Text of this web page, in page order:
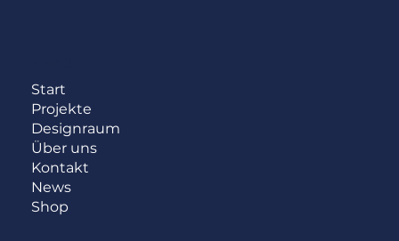
Start
Projekte
Designraum
Über uns
Kontakt
News
Shop